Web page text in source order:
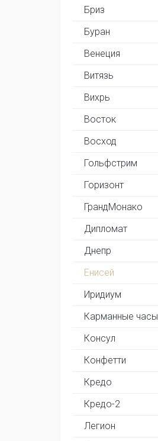
Бриз
Буран
Венеция
Витязь
Вихрь
Восток
Восход
Гольфстрим
Горизонт
ГрандМонако
Дипломат
Днепр
Енисей
Иридиум
Карманные часы
Консул
Конфетти
Кредо
Кредо-2
Легион